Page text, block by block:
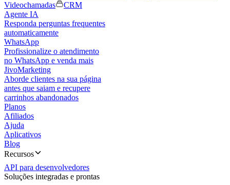
Videochamadas
CRM
Agente IA
Responda perguntas frequentes
automaticamente
WhatsApp
Profissionalize o atendimento
no WhatsApp e venda mais
JivoMarketing
Aborde clientes na sua página
antes que saiam e recupere
carrinhos abandonados
Planos
Afiliados
Ajuda
Aplicativos
Blog
Recursos
API para desenvolvedores
Soluções integradas e prontas